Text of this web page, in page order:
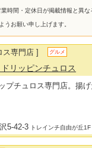
時間・定休日が掲載情報と異
うお願い申し上げます。
ス専門店 ] グルメ
リッピンチュロス
プチュロス専門店。揚
5-42-3 トレインチ自由が丘1F